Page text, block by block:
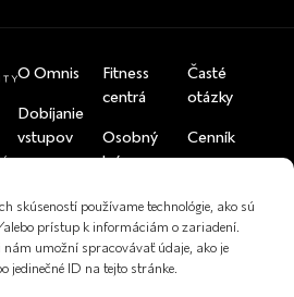
skúseností používame technológie, ako sú
prístup k informáciám o zariadení.
umožní spracovávať údaje, ako je
jedinečné ID na tejto stránke.
O Omnis
Dobíjanie
vstupov
skupinoviek
Kontakt
Fitness
centrá
Osobný
tréner
Cvičenia
Fyzioterapia
Časté
otázky
Cenník
Referencie